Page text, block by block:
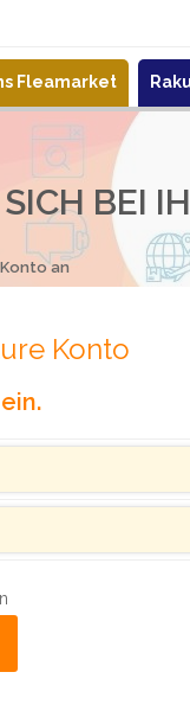
Fleamarket
BEI
an
Konto